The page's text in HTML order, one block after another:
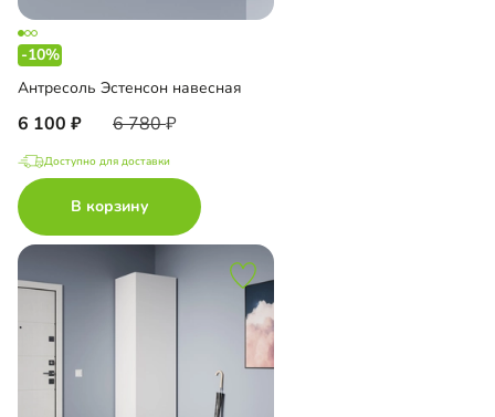
-10%
Антресоль Эстенсон навесная
6 100 6 780
Доступно для доставки
В корзину